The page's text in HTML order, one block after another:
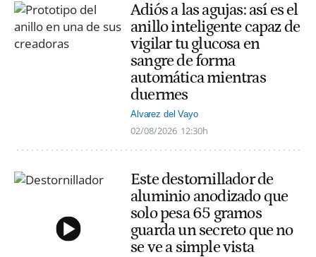
Adiós a las agujas: así es el
anillo inteligente capaz de
vigilar tu glucosa en
sangre de forma
automática mientras
duermes
Alvarez del Vayo
02/08/2026 12:30h
Este destornillador de
aluminio anodizado que
solo pesa 65 gramos
guarda un secreto que no
se ve a simple vista